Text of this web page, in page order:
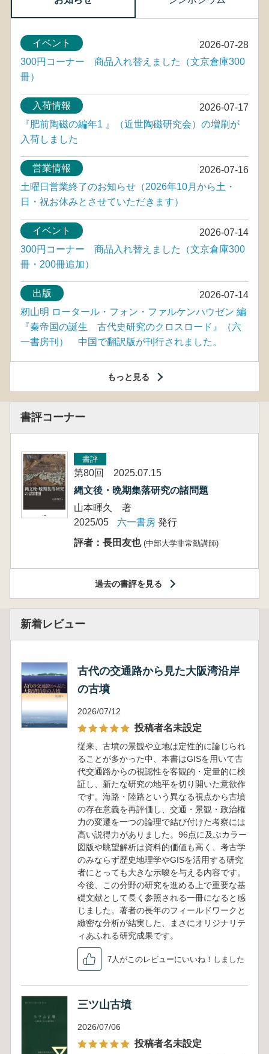
2026-07-28
イベント
300円コーナー 商品入れ替えました（文京倉庫300
冊）
2026-07-17
入荷情報
『肥前陶磁の編年1 』（近世陶磁研究会）の増刷が
入荷しました
2026-07-16
営業情報
土曜日営業終了のお知らせ（2026年10月から土・
日・祝お休みとさせていただきます）
2026-07-14
イベント
300円コーナー 商品入れ替えました（文京倉庫300
冊・200冊追加）
2026-07-14
出版
籾山明 ロータール・フォン・ファルケンハウゼン 編
『秦帝国の誕生 古代史研究のクロスロード』（六
一書房刊） 中国で翻訳版が刊行されました。
もっと見る
書評コーナー
書評
第80回 2025.07.15
縄文後・晩期集落研究の諸問題
山本暉久 著
2025/05
六一書房 発行
評者：長田友也 (中部大学非常勤講師)
過去の書評を見る
新着レビュー
古代の交通路から見た大阪湾沿岸
の古墳
2026/07/12
投稿者名未設定
従来、古墳の景観や立地は定性的に論じられ
ることが多かった中、本書はGISを用いて古
代交通路からの視認性を客観的・定量的に検
証し、新たな研究の地平を切り開いた意欲作
です。海路・陸路という異なる視点から古墳
の存在意義を再評価し、交通・景観・政治権
力の変遷を一つの論理で結び付けた考察には
高い説得力がありました。96点に及ぶカラー
図版や眺望解析は資料的価値も高く、考古学
のみならず歴史地理学やGISを活用する研究
者にとっても大きな示唆を与える内容です。
今後、この分野の研究を進める上で重要な基
礎文献として長く参照される一冊になると感
じました。著者の長年のフィールドワークと
緻密な分析が結実した、まさにオリジナリテ
ィあふれる研究成果です。
7人がこのレビューにいいね！しました
三ツ山古墳
2026/07/06
投稿者名未設定